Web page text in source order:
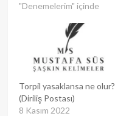
"Denemelerim" içinde
Torpil yasaklansa ne olur?
(Diriliş Postası)
8 Kasım 2022